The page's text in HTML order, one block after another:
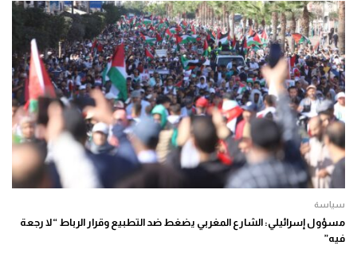
سياسة
مسؤول إسرائيلي: الشارع المغربي يضغط ضد التطبيع وقرار الرباط “لا رجعة
فيه”